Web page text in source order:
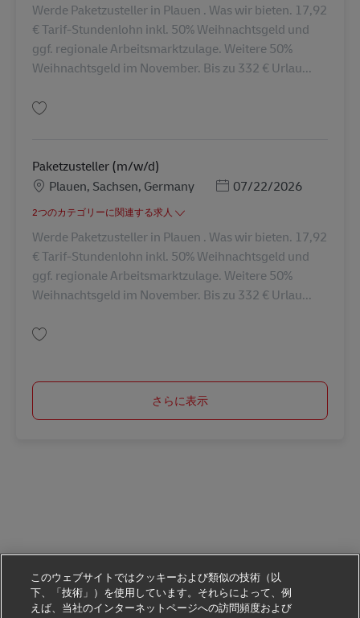
Werde Paketzusteller in Plauen . Was wir bieten. 17,92
€ Tarif-Stundenlohn inkl. 50% Weihnachtsgeld und
ggf. regionale Arbeitsmarktzulage. Weitere 50%
Weihnachtsgeld im November. Bis zu 332 € Urlau...
Paketzusteller (m/w/d)
勤務地Plauen, Sachsen, Germany Posted Date
07/22/2026
2つのカテゴリーに関連する求人
Werde Paketzusteller in Plauen . Was wir bieten. 17,92
€ Tarif-Stundenlohn inkl. 50% Weihnachtsgeld und
ggf. regionale Arbeitsmarktzulage. Weitere 50%
Weihnachtsgeld im November. Bis zu 332 € Urlau...
さらに表示
このウェブサイトではクッキーおよび類似の技術（以
下、「技術」）を使用しています。それらによって、例
えば、当社のインターネットページへの訪問頻度および